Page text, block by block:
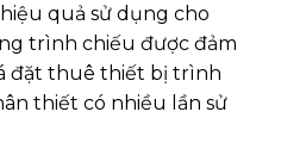
quả sử dụng cho
trình chiếu được đảm
đặt thuê thiết bị trình
thiết có nhiều lần sử